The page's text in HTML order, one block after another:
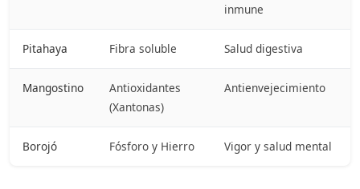
inmune
Pitahaya Fibra soluble Salud digestiva
Mangostino
Antioxidantes
(Xantonas)
Antienvejecimiento
Borojó Fósforo y Hierro Vigor y salud mental